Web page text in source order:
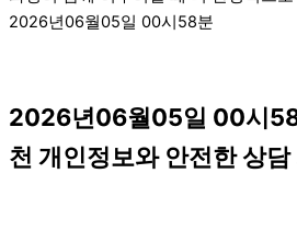
2026년06월05일 00시58분
2026년06월05일 00시
천 개인정보와 안전한 상담